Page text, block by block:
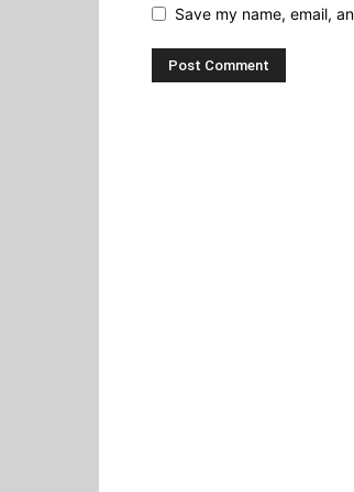
Save my name, email,